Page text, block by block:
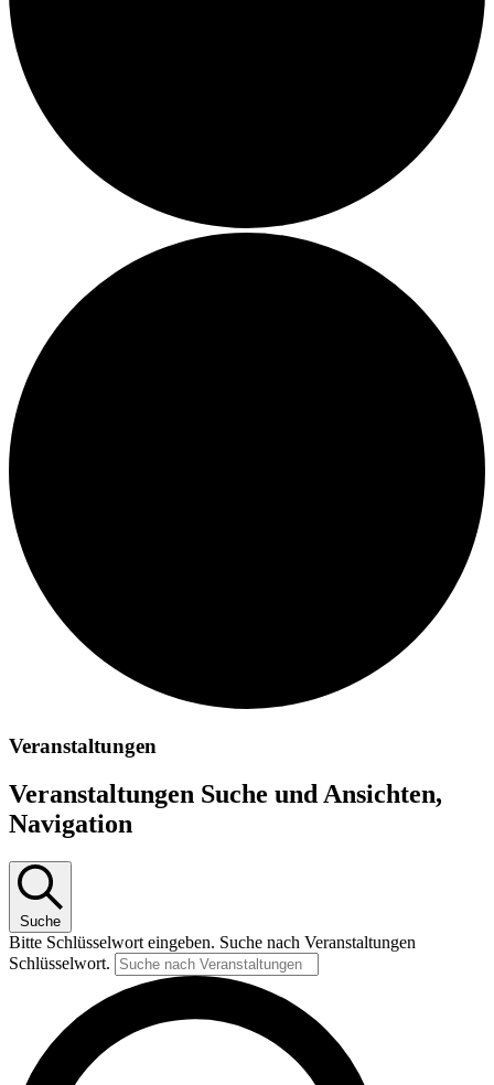
Veranstaltungen
Veranstaltungen Suche und Ansichten,
Navigation
Suche
Bitte Schlüsselwort eingeben. Suche nach Veranstaltungen
Schlüsselwort.